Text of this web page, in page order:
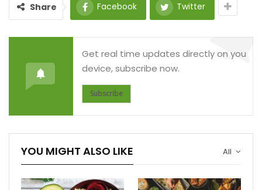
Share Facebook Twitter
Get real time updates directly on you
device, subscribe now.
Subscribe
All
YOU MIGHT ALSO LIKE